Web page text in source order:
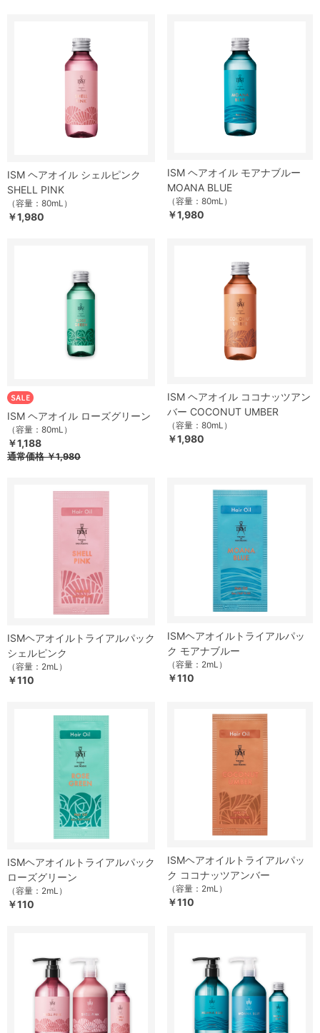
ISM ヘアオイル シェルピンク
SHELL PINK
（容量：80mL）
￥1,980
ISM ヘアオイル モアナブルー
MOANA BLUE
（容量：80mL）
￥1,980
ISM ヘアオイル ローズグリーン
（容量：80mL）
￥1,188
通常価格￥1,980
ISM ヘアオイル ココナッツアン
バー COCONUT UMBER
（容量：80mL）
￥1,980
ISMヘアオイルトライアルパック
シェルピンク
（容量：2mL）
￥110
ISMヘアオイルトライアルパッ
ク モアナブルー
（容量：2mL）
￥110
ISMヘアオイルトライアルパック
ローズグリーン
（容量：2mL）
￥110
ISMヘアオイルトライアルパッ
ク ココナッツアンバー
（容量：2mL）
￥110